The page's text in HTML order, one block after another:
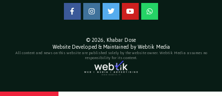
FacebookInstagramTwitterYouTubeWhatsApp
© 2026, Khabar Dose
Website Developed & Maintained by Webtik Media
All content and news on this website are published solely by the website owner. Webtik Media assumes no
responsibility for its content.